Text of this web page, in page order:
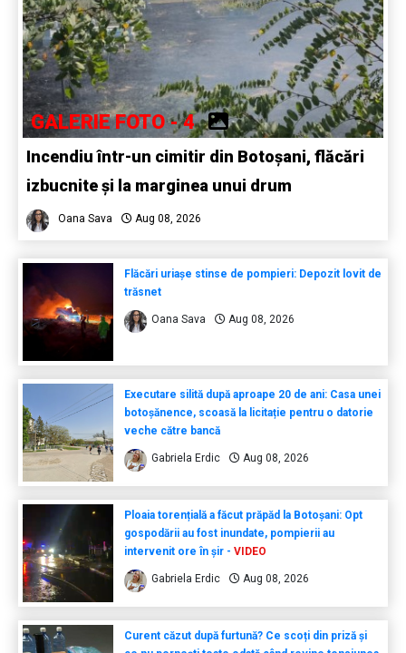
GALERIE FOTO - 4
Incendiu într-un cimitir din Botoșani, flăcări
izbucnite și la marginea unui drum
Oana Sava Aug 08, 2026
Flăcări uriașe stinse de pompieri: Depozit lovit de
trăsnet
Oana Sava Aug 08, 2026
Executare silită după aproape 20 de ani: Casa unei
botoșănence, scoasă la licitație pentru o datorie
veche către bancă
Gabriela Erdic Aug 08, 2026
Ploaia torențială a făcut prăpăd la Botoșani: Opt
gospodării au fost inundate, pompierii au
intervenit ore în șir - VIDEO
Gabriela Erdic Aug 08, 2026
Curent căzut după furtună? Ce scoți din priză și